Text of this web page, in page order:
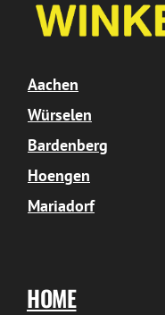
Aachen
Würselen
Bardenberg
Hoengen
Mariadorf
HOME